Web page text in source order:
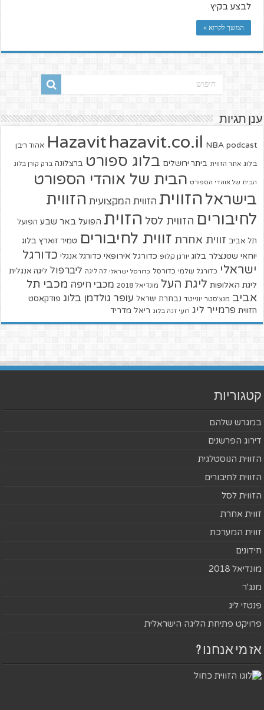
לבצע בקיץ
המשך לקרוא »
ענן תגיות
Hazavit hazavit.co.il NBA podcast אהוד ריבן
בלוג אתר הזווית ביתר ירושלים בלוג ספורט ברצלונה ברק קורן בלוג
הבית של אוהדי הספורט הבית של אוהדי הספורט
בישראל הזווית הזווית המקצועית הזווית
לחיבורים הזווית לסל הזוית הפועל באר שבע הפועל
תל אביב זווית אחרת זווית לחיבורים טמיר זוארץ בלוג
יוחאי שטנצלר בלוג יורגן קלופ כדורגל אירופאי כדורגל אנגלי כדורגל
ישראלי כדורגל עולמי כדורסל כדורסל ישראלי לה ליגה ליברפול ליגה אנגלית
ליגת האלופות ליגת העל מונדיאל 2018 מכבי חיפה מכבי תל
אביב מנצ'סטר יונייטד נבחרת ישראל עופר גולדמן בלוג פודקאסט
הזווית פרמייר ליג רועי זגה בלוג ריאל מדריד
קטגוריות
במגרש שלהם
דירוג הפרשנים
הזווית הנוסטלגית
הזווית לחיבורים
הזווית לסל
זווית אחרת
זווית המערכת
חידונים
מונדיאל 2018
מנג'ר
פנטזי ליג
פרויקט פתיחת הליגה הישראלית
אז מי אנחנו ?